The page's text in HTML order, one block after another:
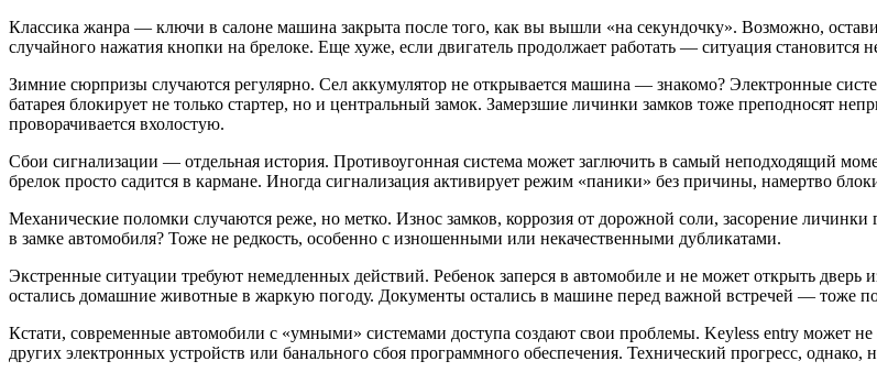
Классика жанра — ключи в салоне машина закрыта после того, как вы вышли «на секундочку». Возможно,
случайного нажатия кнопки на брелоке. Еще хуже, если двигатель продолжает работать — ситуация становится
Зимние сюрпризы случаются регулярно. Сел аккумулятор не открывается машина — знакомо? Электронные
батарея блокирует не только стартер, но и центральный замок. Замерзшие личинки замков тоже преподносят
проворачивается вхолостую.
Сбои сигнализации — отдельная история. Противоугонная система может заглючить в самый неподходящий
брелок просто садится в кармане. Иногда сигнализация активирует режим «паники» без причины, намертво
Механические поломки случаются реже, но метко. Износ замков, коррозия от дорожной соли, засорение
в замке автомобиля? Тоже не редкость, особенно с изношенными или некачественными дубликатами.
Экстренные ситуации требуют немедленных действий. Ребенок заперся в автомобиле и не может открыть дверь
остались домашние животные в жаркую погоду. Документы остались в машине перед важной встречей — тоже
Кстати, современные автомобили с «умными» системами доступа создают свои проблемы. Keyless entry может не
других электронных устройств или банального сбоя программного обеспечения. Технический прогресс, однако,